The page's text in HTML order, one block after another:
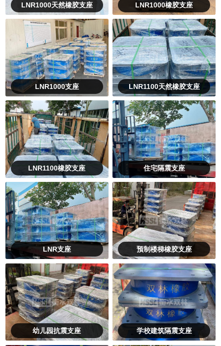
LNR1000天然橡胶支座 LNR1000橡胶支座
LNR1000支座 LNR1100天然橡胶支座
LNR1100橡胶支座 住宅隔震支座
LNR支座 预制楼梯橡胶支座
幼儿园抗震支座 学校建筑隔震支座